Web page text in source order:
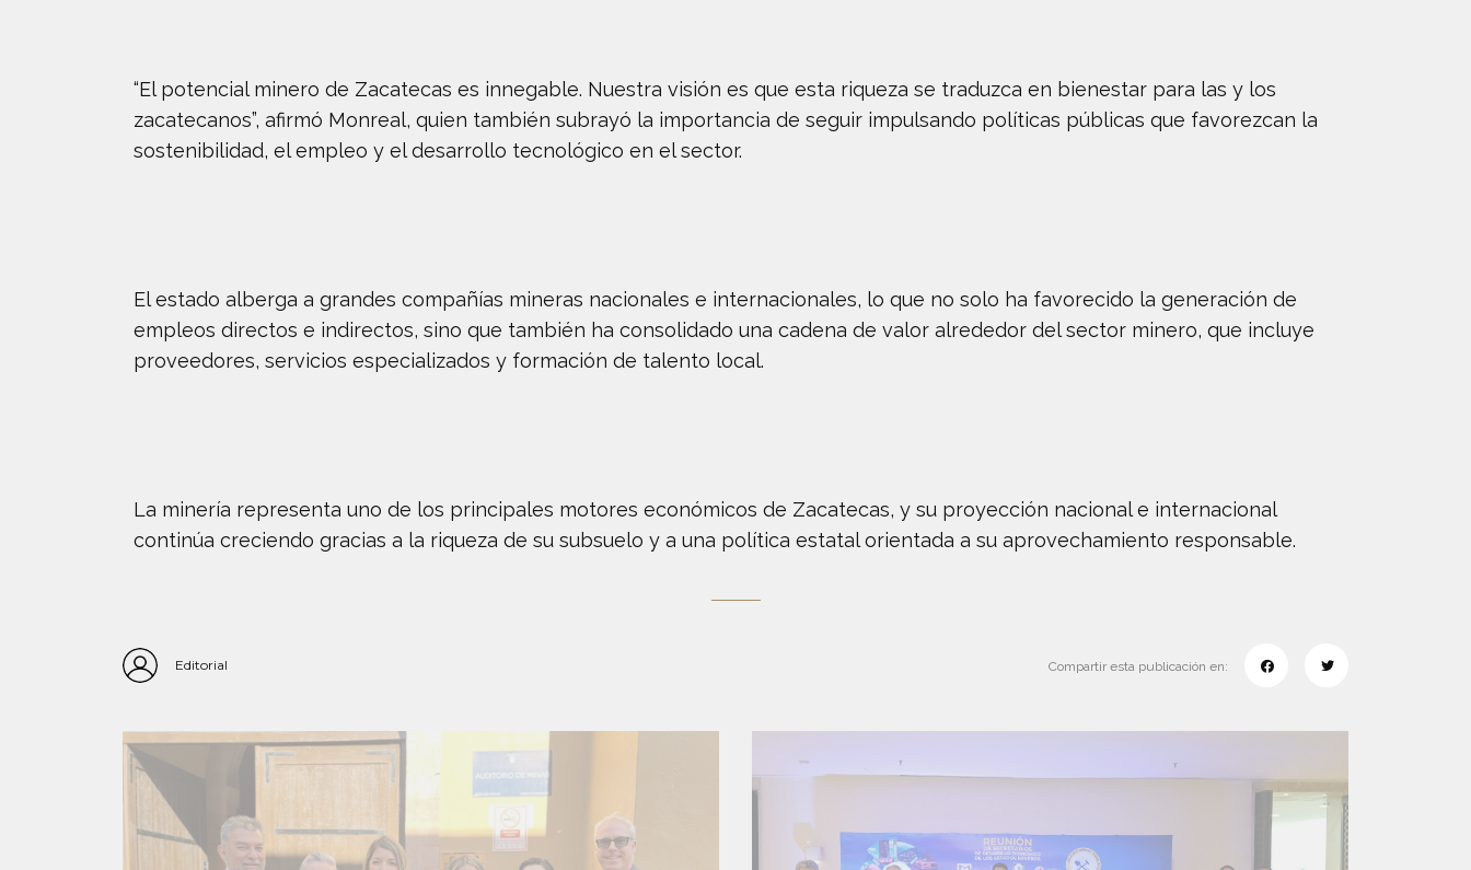
“El potencial minero de Zacatecas es innegable. Nuestra visión es que esta riqueza se traduzca en bienestar para las y los
zacatecanos”, afirmó Monreal, quien también subrayó la importancia de seguir impulsando políticas públicas que favorezcan la
sostenibilidad, el empleo y el desarrollo tecnológico en el sector.
El estado alberga a grandes compañías mineras nacionales e internacionales, lo que no solo ha favorecido la generación de
empleos directos e indirectos, sino que también ha consolidado una cadena de valor alrededor del sector minero, que incluye
proveedores, servicios especializados y formación de talento local.
La minería representa uno de los principales motores económicos de Zacatecas, y su proyección nacional e internacional
continúa creciendo gracias a la riqueza de su subsuelo y a una política estatal orientada a su aprovechamiento responsable.
Editorial Compartir esta publicación en: